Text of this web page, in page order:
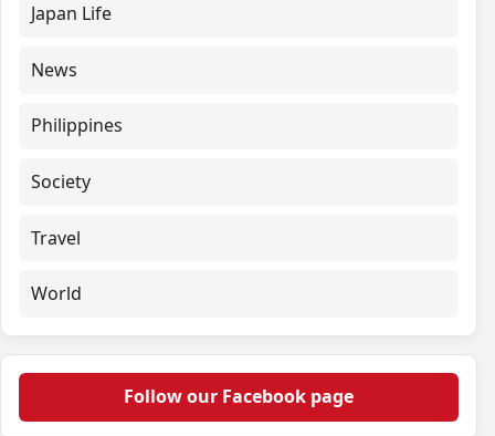
Japan Life
News
Philippines
Society
Travel
World
Follow our Facebook page